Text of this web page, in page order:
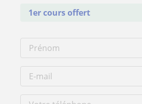
1er cours offert